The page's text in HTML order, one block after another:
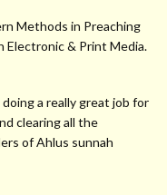
Methods in Preaching
Electronic & Print Media.
doing a really great job for
clearing all the
of Ahlus sunnah